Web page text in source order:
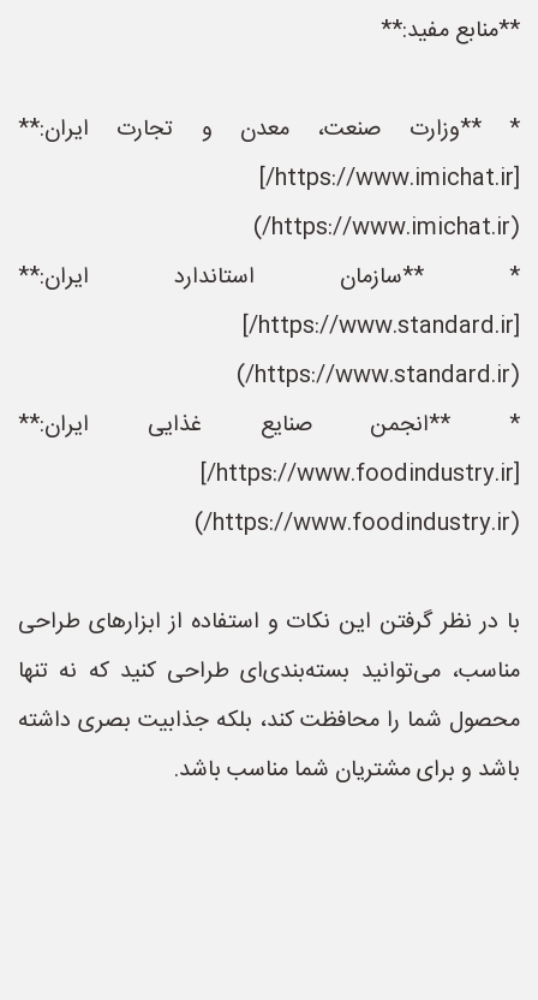
**منابع مفید:**
* **وزارت صنعت، معدن و تجارت ایران:**
[https://www.imichat.ir/]
(https://www.imichat.ir/)
* **سازمان استاندارد ایران:**
[https://www.standard.ir/]
(https://www.standard.ir/)
* **انجمن صنایع غذایی ایران:**
[https://www.foodindustry.ir/]
(https://www.foodindustry.ir/)
با در نظر گرفتن این نکات و استفاده از ابزارهای طراحی
مناسب، می‌توانید بسته‌بندی‌ای طراحی کنید که نه تنها
محصول شما را محافظت کند، بلکه جذابیت بصری داشته
باشد و برای مشتریان شما مناسب باشد.